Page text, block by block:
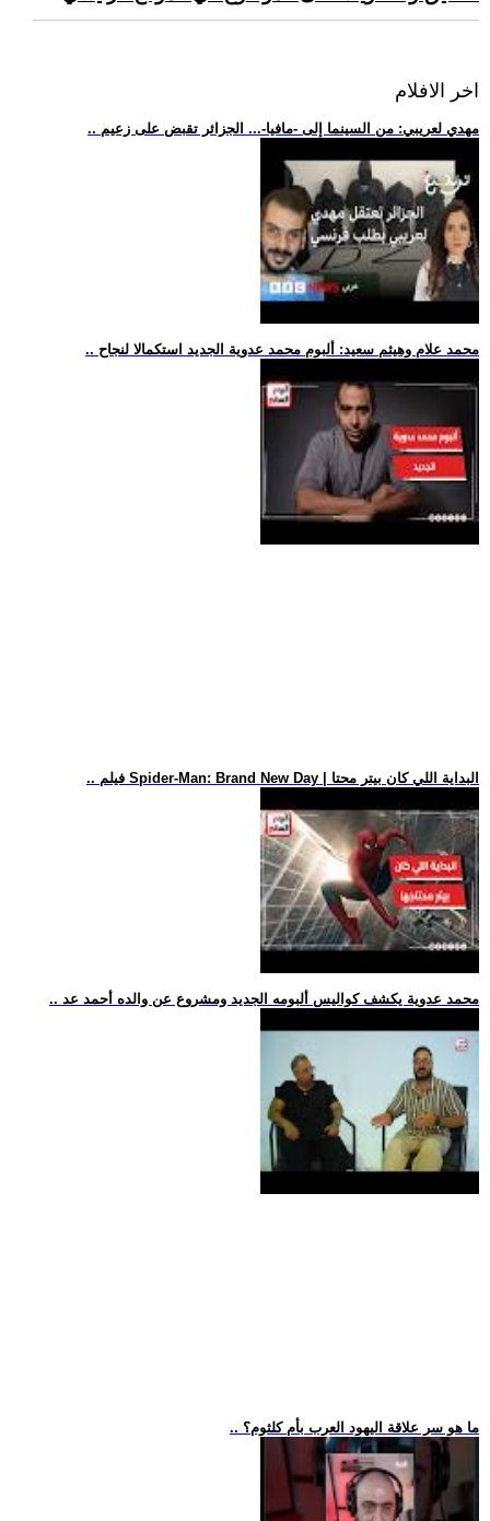
اخر الافلام
.. مهدي لعريبي: من السينما إلى -مافيا-... الجزائر تقبض على زعيم
.. محمد علام وهيثم سعيد: ألبوم محمد عدوية الجديد استكمالا لنجاح
.. فيلم Spider-Man: Brand New Day | البداية اللي كان بيتر محتا
.. محمد عدوية يكشف كواليس ألبومه الجديد ومشروع عن والده أحمد عد
.. ما هو سر علاقة اليهود العرب بأم كلثوم؟